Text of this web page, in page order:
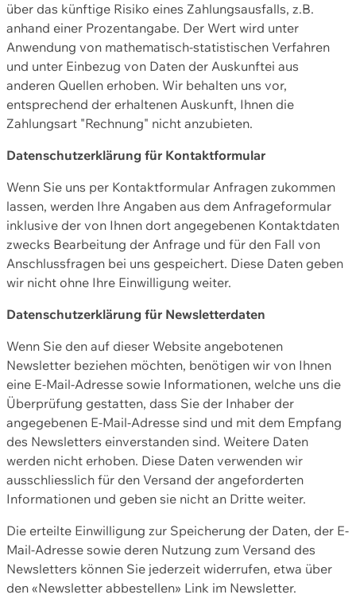
über das künftige Risiko eines Zahlungsausfalls, z.B.
anhand einer Prozentangabe. Der Wert wird unter
Anwendung von mathematisch-statistischen Verfahren
und unter Einbezug von Daten der Auskunftei aus
anderen Quellen erhoben. Wir behalten uns vor,
entsprechend der erhaltenen Auskunft, Ihnen die
Zahlungsart "Rechnung" nicht anzubieten.
Datenschutzerklärung für Kontaktformular
Wenn Sie uns per Kontaktformular Anfragen zukommen
lassen, werden Ihre Angaben aus dem Anfrageformular
inklusive der von Ihnen dort angegebenen Kontaktdaten
zwecks Bearbeitung der Anfrage und für den Fall von
Anschlussfragen bei uns gespeichert. Diese Daten geben
wir nicht ohne Ihre Einwilligung weiter.
Datenschutzerklärung für Newsletterdaten
Wenn Sie den auf dieser Website angebotenen
Newsletter beziehen möchten, benötigen wir von Ihnen
eine E-Mail-Adresse sowie Informationen, welche uns die
Überprüfung gestatten, dass Sie der Inhaber der
angegebenen E-Mail-Adresse sind und mit dem Empfang
des Newsletters einverstanden sind. Weitere Daten
werden nicht erhoben. Diese Daten verwenden wir
ausschliesslich für den Versand der angeforderten
Informationen und geben sie nicht an Dritte weiter.
Die erteilte Einwilligung zur Speicherung der Daten, der E-
Mail-Adresse sowie deren Nutzung zum Versand des
Newsletters können Sie jederzeit widerrufen, etwa über
den «Newsletter abbestellen» Link im Newsletter.